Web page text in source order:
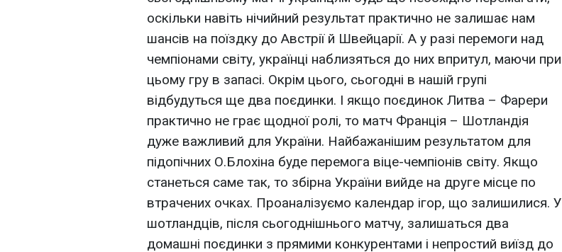
оскільки навіть нічийний результат практично не залишає нам
шансів на поїздку до Австрії й Швейцарії. А у разі перемоги над
чемпіонами світу, українці наблизяться до них впритул, маючи при
цьому гру в запасі. Окрім цього, сьогодні в нашій групі
відбудуться ще два поєдинки. І якщо поєдинок Литва – Фарери
практично не грає щодної ролі, то матч Франція – Шотландія
дуже важливий для України. Найбажанішим результатом для
підопічних О.Блохіна буде перемога віце-чемпіонів світу. Якщо
станеться саме так, то збірна України вийде на друге місце по
втрачених очках. Проаналізуємо календар ігор, що залишилися. У
шотландців, після сьогоднішнього матчу, залишаться два
домашні поєдинки з прямими конкурентами і непростий виїзд до